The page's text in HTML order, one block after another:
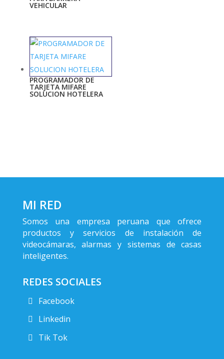
VEHICULAR
PROGRAMADOR DE
TARJETA MIFARE
SOLUCION HOTELERA
MI RED
Somos una empresa peruana que ofrece
productos y servicios de instalación de
videocámaras, alarmas y sistemas de casas
inteligentes.
REDES SOCIALES
Facebook
Linkedin
Tik Tok